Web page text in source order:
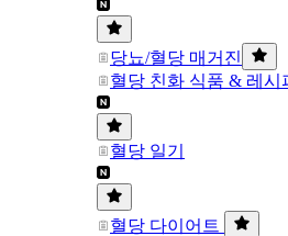
당뇨/혈당 매거진
혈당 친화 식품 & 레시
혈당 일기
혈당 다이어트